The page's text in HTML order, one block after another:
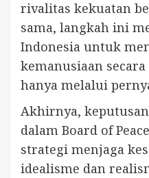
rivalitas kekuatan
sama, langkah ini
Indonesia untuk
kemanusiaan
hanya melalui
Akhirnya,
dalam Board of
strategi menjaga
idealisme dan